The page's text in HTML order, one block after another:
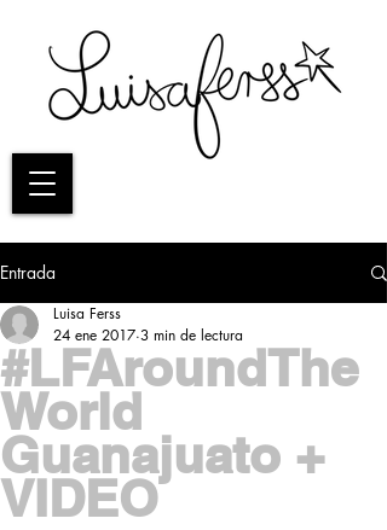
Entrada
#LFAroundThe
World
Guanajuato +
VIDEO
Luisa Ferss
24 ene 2017 3 min de lectura